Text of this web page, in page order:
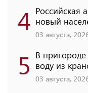
4 Российская
новый
03 августа,
5 В пригороде
воду из
03 августа,